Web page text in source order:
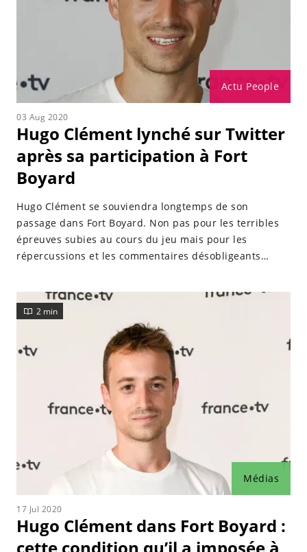
Actu People
03 Aug 2020
Hugo Clément lynché sur Twitter
après sa participation à Fort
Boyard
Hugo Clément se souviendra longtemps de son
passage dans Fort Boyard. Non pas pour les terribles
épreuves subies au cours du jeu mais pour les
répercussions et les commentaires désobligeants
Médias
2 min
17 Jul 2020
Hugo Clément dans Fort Boyard :